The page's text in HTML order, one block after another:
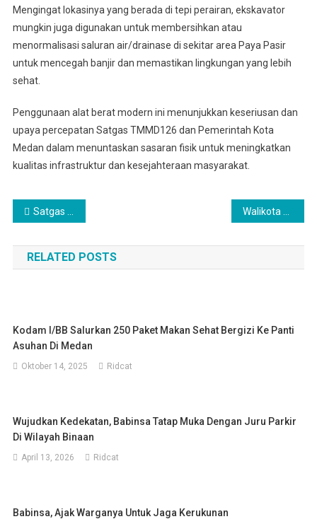
Mengingat lokasinya yang berada di tepi perairan, ekskavator
mungkin juga digunakan untuk membersihkan atau
menormalisasi saluran air/drainase di sekitar area Paya Pasir
untuk mencegah banjir dan memastikan lingkungan yang lebih
sehat.
Penggunaan alat berat modern ini menunjukkan keseriusan dan
upaya percepatan Satgas TMMD126 dan Pemerintah Kota
Medan dalam menuntaskan sasaran fisik untuk meningkatkan
kualitas infrastruktur dan kesejahteraan masyarakat.
Navigasi
pos
Satgas TMMD ke-126 Kodim 0201/Medan Sedang Melaksanakan Sasaran Fisik Tambahan
RELATED POSTS
Kodam I/BB Salurkan 250 Paket Makan Sehat Bergizi Ke Panti
Asuhan Di Medan
Oktober 14, 2025 Ridcat
Wujudkan Kedekatan, Babinsa Tatap Muka Dengan Juru Parkir
Di Wilayah Binaan
April 13, 2026 Ridcat
Babinsa, Ajak Warganya Untuk Jaga Kerukunan